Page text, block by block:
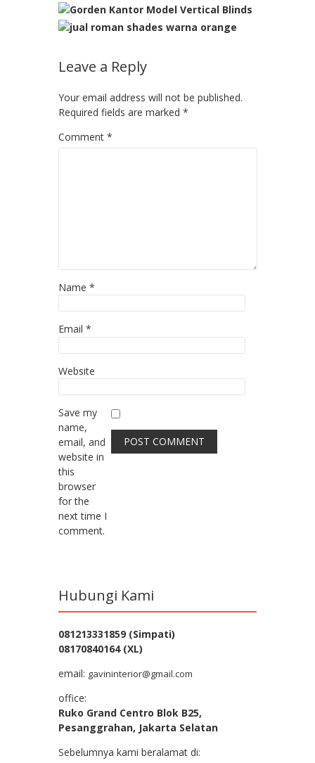
Leave a Reply
Your email address will not be published.
Required fields are marked *
Comment *
Name *
Email *
Website
Save my
name,
email, and
website in
this
browser
for the
next time I
comment.
Hubungi Kami
081213331859 (Simpati)
08170840164 (XL)
email: gavininterior@gmail.com
office:
Ruko Grand Centro Blok B25,
Pesanggrahan, Jakarta Selatan
Sebelumnya kami beralamat di: